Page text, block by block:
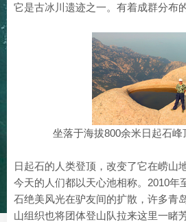
它是古冰川遗迹之一。有着成群分布
坐落于海拔800余米日起石
日起石的人类登顶，改变了它在崂山
今天的人们都以天心池相称。2010年
石绝美风光在驴友间的扩散，许多青
山组织也将团体登山队拉来这里一睹